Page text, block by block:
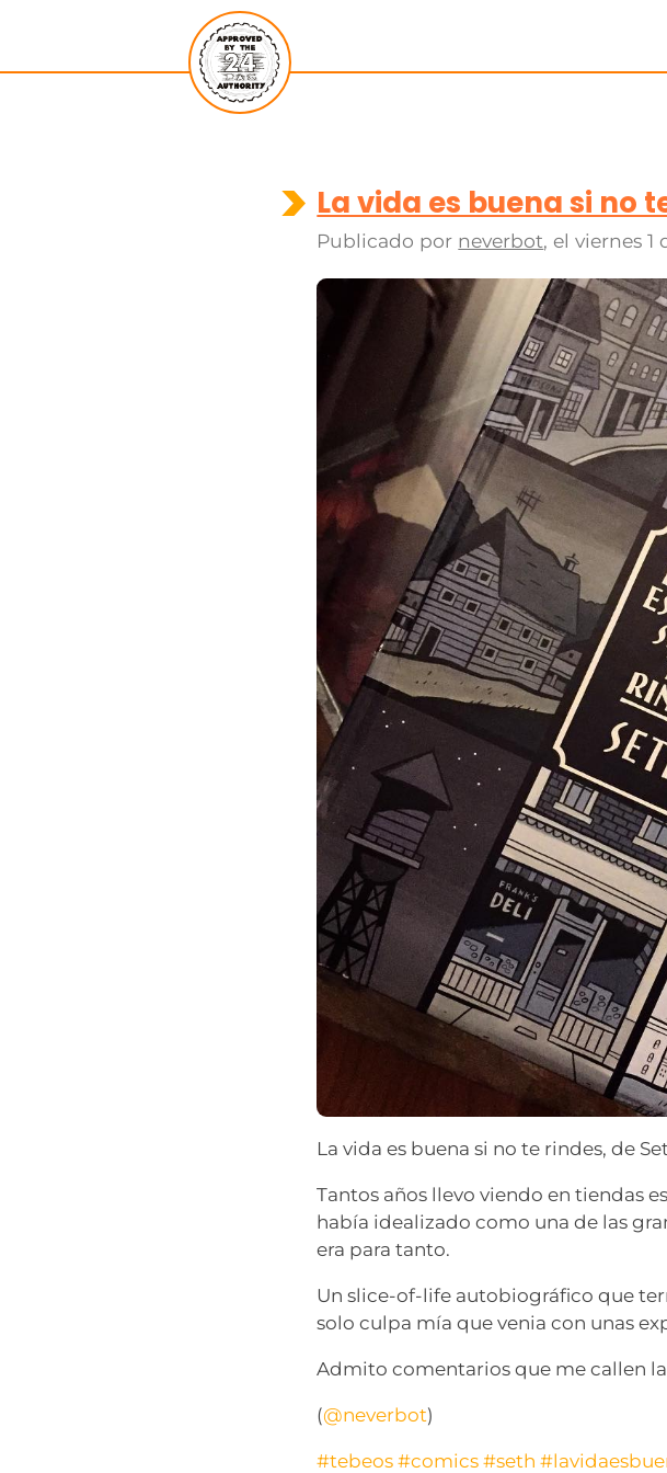
La vida es buena si no
Publicado por neverbot, elviernes 1
La vida es buena si no te rindes, de
Tantos años llevo viendo en tiendas
había idealizado como una de las
era para tanto.
Un slice-of-life autobiográfico que
solo culpa mía que venia con unas
Admito comentarios que me callen
(@neverbot)
#tebeos #comics #seth